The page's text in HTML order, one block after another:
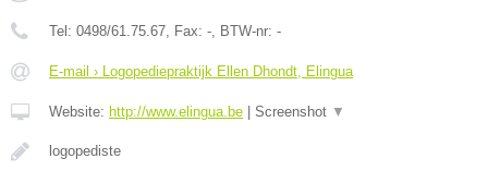
Tel: 0498/61.75.67, Fax: -, BTW-nr: -
E-mail › Logopediepraktijk Ellen Dhondt, Elingua
Website: http://www.elingua.be Screenshot ▼
logopediste